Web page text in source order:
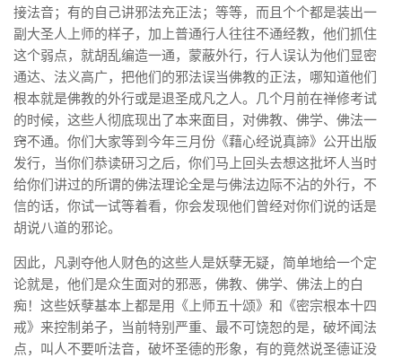
接法音；有的自己讲邪法充正法；等等，而且个个都是装出一
副大圣人上师的样子，加上普通行人往往不通经教，他们抓住
这个弱点，就胡乱编造一通，蒙蔽外行，行人误认为他们显密
通达、法义高广，把他们的邪法误当佛教的正法，哪知道他们
根本就是佛教的外行或是退圣成凡之人。几个月前在禅修考试
的时候，这些人彻底现出了本来面目，对佛教、佛学、佛法一
窍不通。你们大家等到今年三月份《藉心经说真諦》公开出版
发行，当你们恭读研习之后，你们马上回头去想这批坏人当时
给你们讲过的所谓的佛法理论全是与佛法边际不沾的外行，不
信的话，你试一试等着看，你会发现他们曾经对你们说的话是
胡说八道的邪论。
因此，凡剥夺他人财色的这些人是妖孽无疑，简单地给一个定
论就是，他们是众生面对的邪恶，佛教、佛学、佛法上的白
痴！这些妖孽基本上都是用《上师五十颂》和《密宗根本十四
戒》来控制弟子，当前特别严重、最不可饶恕的是，破坏闻法
点，叫人不要听法音，破坏圣德的形象，有的竟然说圣德证没